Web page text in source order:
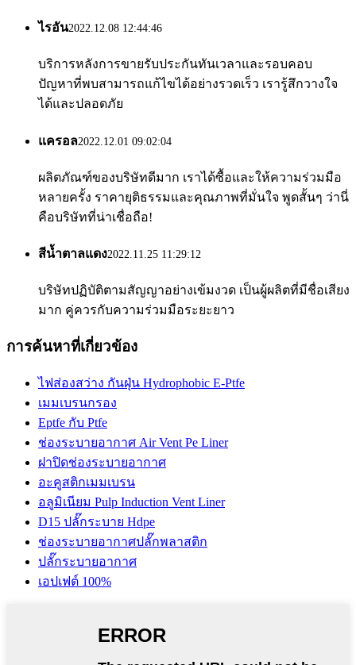
ไรอัน2022.12.08 12:44:46
บริการหลังการขายรับประกันทันเวลาและรอบคอบ
ปัญหาที่พบสามารถแก้ไขได้อย่างรวดเร็ว เรารู้สึกวางใจ
ได้และปลอดภัย
แครอล2022.12.01 09:02:04
ผลิตภัณฑ์ของบริษัทดีมาก เราได้ซื้อและให้ความร่วมมือ
หลายครั้ง ราคายุติธรรมและคุณภาพที่มั่นใจ พูดสั้นๆ ว่านี่
คือบริษัทที่น่าเชื่อถือ!
สีน้ำตาลแดง2022.11.25 11:29:12
บริษัทปฏิบัติตามสัญญาอย่างเข้มงวด เป็นผู้ผลิตที่มีชื่อเสียง
มาก คู่ควรกับความร่วมมือระยะยาว
การค้นหาที่เกี่ยวข้อง
ไฟส่องสว่าง กันฝุ่น Hydrophobic E-Ptfe
เมมเบรนกรอง
Eptfe กับ Ptfe
ช่องระบายอากาศ Air Vent Pe Liner
ฝาปิดช่องระบายอากาศ
อะคูสติกเมมเบรน
อลูมิเนียม Pulp Induction Vent Liner
D15 ปลั๊กระบาย Hdpe
ช่องระบายอากาศปลั๊กพลาสติก
ปลั๊กระบายอากาศ
เอปเฟต์ 100%